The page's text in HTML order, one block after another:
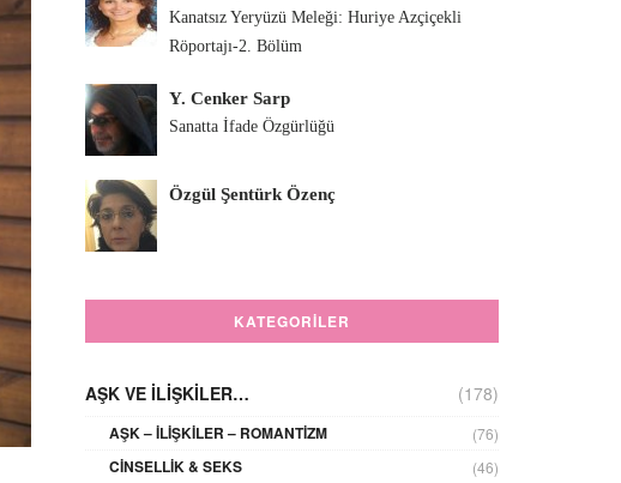
Kanatsız Yeryüzü Meleği: Huriye Azçiçekli
Röportajı-2. Bölüm
Y. Cenker Sarp
Sanatta İfade Özgürlüğü
Özgül Şentürk Özenç
KATEGORILER
AŞK VE İLIŞKILER… (178)
AŞK – İLIŞKILER – ROMANTIZM (76)
CINSELLIK & SEKS (46)